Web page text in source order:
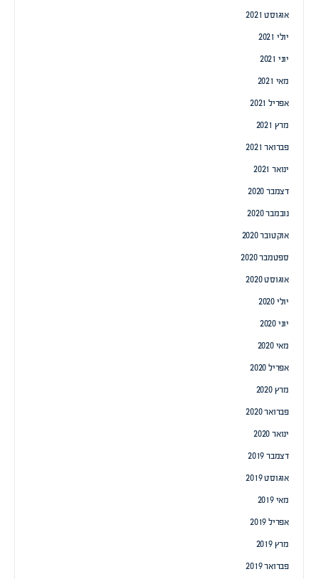
אוגוסט 2021
יולי 2021
יוני 2021
מאי 2021
אפריל 2021
מרץ 2021
פברואר 2021
ינואר 2021
דצמבר 2020
נובמבר 2020
אוקטובר 2020
ספטמבר 2020
אוגוסט 2020
יולי 2020
יוני 2020
מאי 2020
אפריל 2020
מרץ 2020
פברואר 2020
ינואר 2020
דצמבר 2019
אוגוסט 2019
מאי 2019
אפריל 2019
מרץ 2019
פברואר 2019